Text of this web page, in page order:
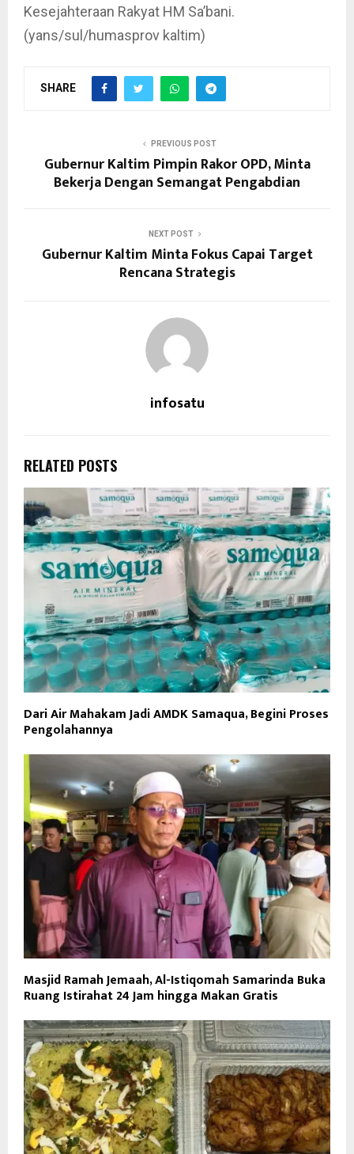
Kesejahteraan Rakyat HM Sa’bani.
(yans/sul/humasprov kaltim)
SHARE
PREVIOUS POST
Gubernur Kaltim Pimpin Rakor OPD, Minta
Bekerja Dengan Semangat Pengabdian
NEXT POST
Gubernur Kaltim Minta Fokus Capai Target
Rencana Strategis
infosatu
RELATED POSTS
Dari Air Mahakam Jadi AMDK Samaqua, Begini Proses
Pengolahannya
Masjid Ramah Jemaah, Al-Istiqomah Samarinda Buka
Ruang Istirahat 24 Jam hingga Makan Gratis